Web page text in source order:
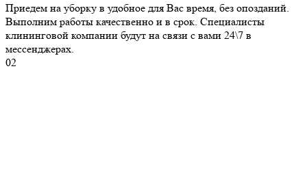
Приедем на уборку в удобное для Вас время, без опозданий.
Выполним работы качественно и в срок. Специалисты
клининговой компании будут на связи с вами 24\7 в
мессенджерах.
02